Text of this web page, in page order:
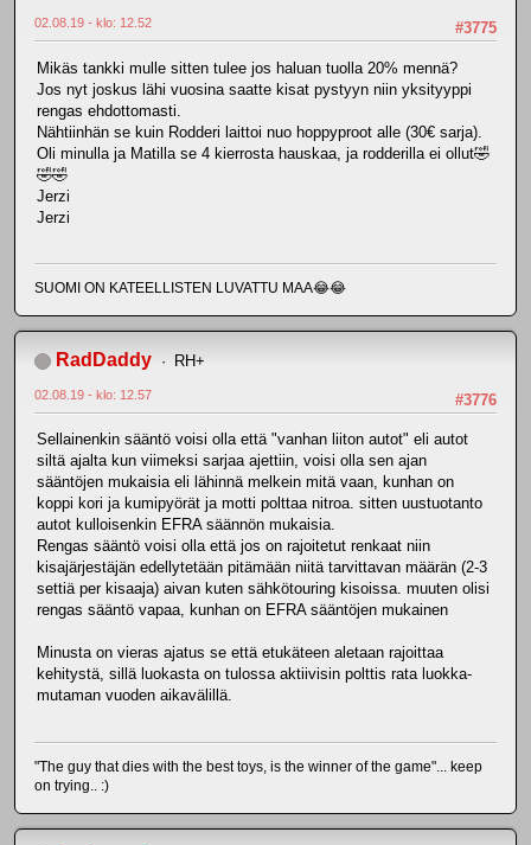
#3775
02.08.19 - klo: 12.52
Mikäs tankki mulle sitten tulee jos haluan tuolla 20% mennä?
Jos nyt joskus lähi vuosina saatte kisat pystyyn niin yksityyppi
rengas ehdottomasti.
Nähtiinhän se kuin Rodderi laittoi nuo hoppyproot alle (30€ sarja).
Oli minulla ja Matilla se 4 kierrosta hauskaa, ja rodderilla ei ollut🤣
🤣🤣
Jerzi
Jerzi
SUOMI ON KATEELLISTEN LUVATTU MAA😂😂
RadDaddy RH+
#3776
02.08.19 - klo: 12.57
Sellainenkin sääntö voisi olla että "vanhan liiton autot" eli autot
siltä ajalta kun viimeksi sarjaa ajettiin, voisi olla sen ajan
sääntöjen mukaisia eli lähinnä melkein mitä vaan, kunhan on
koppi kori ja kumipyörät ja motti polttaa nitroa. sitten uustuotanto
autot kulloisenkin EFRA säännön mukaisia.
Rengas sääntö voisi olla että jos on rajoitetut renkaat niin
kisajärjestäjän edellytetään pitämään niitä tarvittavan määrän (2-3
settiä per kisaaja) aivan kuten sähkötouring kisoissa. muuten olisi
rengas sääntö vapaa, kunhan on EFRA sääntöjen mukainen
Minusta on vieras ajatus se että etukäteen aletaan rajoittaa
kehitystä, sillä luokasta on tulossa aktiivisin polttis rata luokka-
mutaman vuoden aikavälillä.
"The guy that dies with the best toys, is the winner of the game"... keep
on trying.. :)